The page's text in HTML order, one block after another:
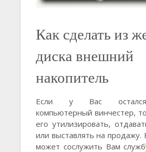
Как сделать из
диска внешний
накопитель
Если у Вас
компьютерный винчестер,
его утилизировать,
или выставлять на
может сослужить Вам